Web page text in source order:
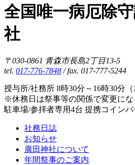
全国唯一病厄除
社
〒030-0861 青森市長島2丁目13-5
tel. 017-776-7848 / fax. 017-777-5244
授与所/社務所 8時30分～16時30分（
※休務日は祭事等の関係で変更にな
駐車場/参拝者専用4台 提携コインパ
社務日誌
お知らせ
廣田神社について
年間祭事のご案内